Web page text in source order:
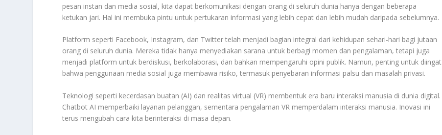
pesan instan dan media sosial, kita dapat berkomunikasi dengan orang di seluruh dunia hanya dengan beberapa
ketukan jari. Hal ini membuka pintu untuk pertukaran informasi yang lebih cepat dan lebih mudah daripada sebelumnya.
Platform seperti Facebook, Instagram, dan Twitter telah menjadi bagian integral dari kehidupan sehari-hari bagi jutaan
orang di seluruh dunia. Mereka tidak hanya menyediakan sarana untuk berbagi momen dan pengalaman, tetapi juga
menjadi platform untuk berdiskusi, berkolaborasi, dan bahkan mempengaruhi opini publik. Namun, penting untuk diingat
bahwa penggunaan media sosial juga membawa risiko, termasuk penyebaran informasi palsu dan masalah privasi.
Teknologi seperti kecerdasan buatan (AI) dan realitas virtual (VR) membentuk era baru interaksi manusia di dunia digital.
Chatbot AI memperbaiki layanan pelanggan, sementara pengalaman VR memperdalam interaksi manusia. Inovasi ini
terus mengubah cara kita berinteraksi di masa depan.